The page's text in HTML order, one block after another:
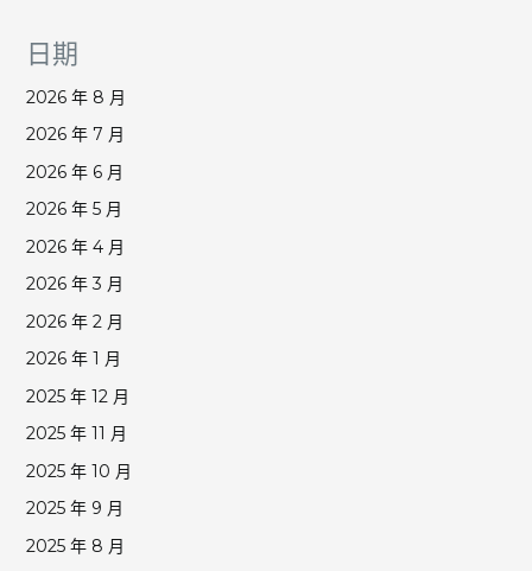
日期
2026 年 8 月
2026 年 7 月
2026 年 6 月
2026 年 5 月
2026 年 4 月
2026 年 3 月
2026 年 2 月
2026 年 1 月
2025 年 12 月
2025 年 11 月
2025 年 10 月
2025 年 9 月
2025 年 8 月